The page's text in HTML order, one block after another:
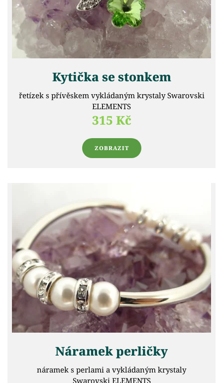
Kytička se stonkem
řetízek s přívěskem vykládaným krystaly Swarovski
ELEMENTS
315 Kč
ZOBRAZIT
Náramek perličky
náramek s perlami a vykládaným krystaly
Swarovski ELEMENTS